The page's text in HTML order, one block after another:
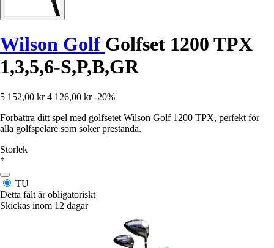
Wilson Golf Golfset 1200 TPX
1,3,5,6-S,P,B,GR
5 152,00 kr 4 126,00 kr -20%
Förbättra ditt spel med golfsetet Wilson Golf 1200 TPX, perfekt för
alla golfspelare som söker prestanda.
Storlek
*
TU
Detta fält är obligatoriskt
Skickas inom 12 dagar